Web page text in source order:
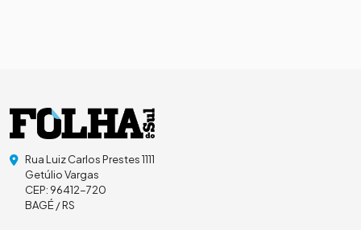
Rua Luiz Carlos Prestes 1111
Getúlio Vargas
CEP: 96412-720
BAGÉ / RS